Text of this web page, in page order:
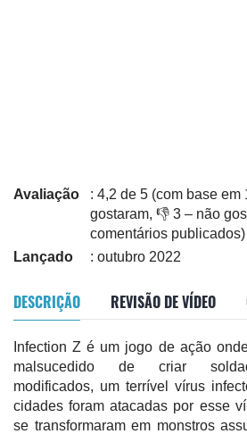
Avaliação
: 4,2 de 5 (com base em
gostaram, 👎 3 – não
comentários publicados)
Lançado
: outubro 2022
DESCRIÇÃO REVISÃO DE VÍDEO
Infection Z é um jogo de ação
malsucedido de criar
modificados, um terrível vírus
cidades foram atacadas por esse
se transformaram em monstros